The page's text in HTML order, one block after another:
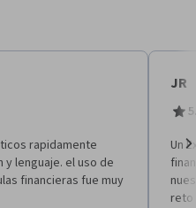
rapidamente
lenguaje. el uso de
financieras fue muy
JR
Un
reto